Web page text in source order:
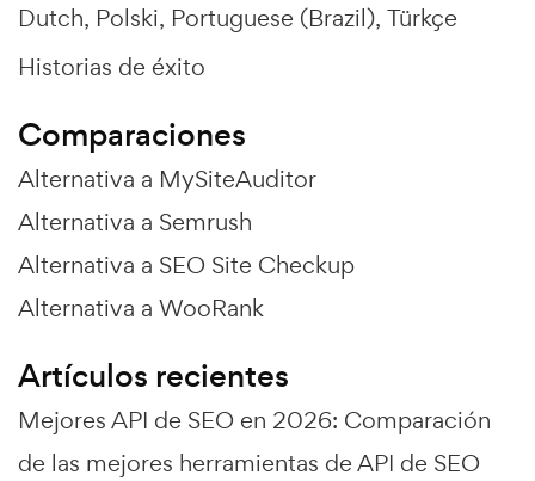
Dutch Polski Portuguese (Brazil) Türkçe
Historias de éxito
Comparaciones
Alternativa a MySiteAuditor
Alternativa a Semrush
Alternativa a SEO Site Checkup
Alternativa a WooRank
Artículos recientes
Mejores API de SEO en 2026: Comparación
de las mejores herramientas de API de SEO